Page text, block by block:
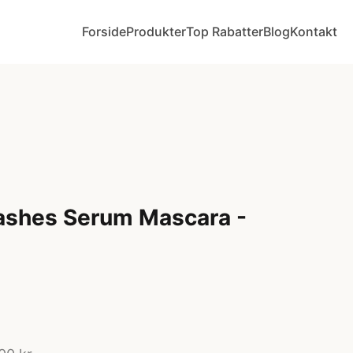
ForsideProdukterTop RabatterBlogKontakt
Serum Mascara -